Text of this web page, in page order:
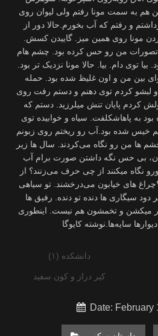
به سمت مونا رفتم ولی لیوان روی
و رفتم که آب بخورم.حالا دور از
مونا روی همین میز. گاییدن کسش.
من رو حس کرده بود. چشم هام
توی دام. بیا. حالا مونا نزدیک تر بود.
بین من و اون غلیظ شده بود. حمله
لبشو کردم توی دهنم و دستم رفت روی
کردم پایان تنش میلرزید. دستم که
به پاهاشکلفت. سیاه و خوابیده توی
شده بود.آب رو ریختم روی زبونم
ها من رو نگاه می‌کردند. سال ها زیر
بی حس نگه داشتن صورت برام آب
نگاه میکنند از چی حرف می‌زنند؟ از
های خیابون می‌درخشند. تو سیاهی
سیگاری ها دنده تو دنده. رفیق ها
میکشن و تخمشون هم نیست. اینطوری
سایه‌ها.نوشته کایوگا
دانشکده (۱)
کیر دراز و کون سفید
Date: February